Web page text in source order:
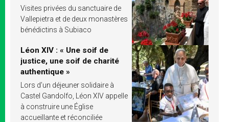
Visites privées du sanctuaire de
Vallepietra et de deux monastères
bénédictins à Subiaco
Léon XIV : « Une soif de
justice, une soif de charité
authentique »
Lors d’un déjeuner solidaire à
Castel Gandolfo, Léon XIV appelle
à construire une Église
accueillante et réconciliée